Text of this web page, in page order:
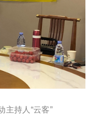
主持人“云客”